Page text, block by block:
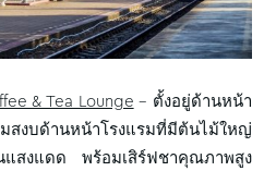
& Tea Lounge – ตั้งอยู่ด้านหน้า
งบด้านหน้าโรงแรมที่มีต้นไม้ใหญ่
สงแดด พร้อมเสิร์ฟชาคุณภาพสูง